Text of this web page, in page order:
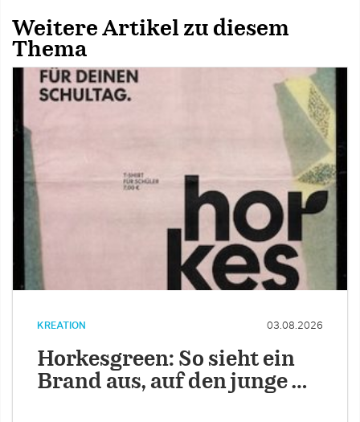
Weitere Artikel zu diesem
Thema
KREATION 03.08.2026
Horkesgreen: So sieht ein
Brand aus, auf den junge …